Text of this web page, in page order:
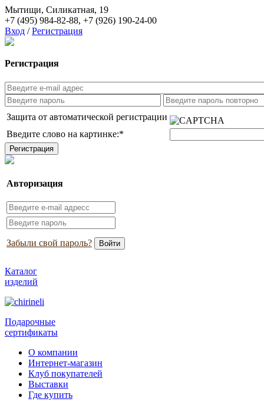
Мытищи, Силикатная, 19
+7 (495) 984-82-88, +7 (926) 190-24-00
Вход / Регистрация
Регистрация
Защита от автоматической регистрации
Введите слово на картинке:*
Авторизация
Забыли свой пароль?
Каталог
изделий
Подарочные
сертификаты
О компании
Интернет-магазин
Клуб покупателей
Выставки
Где купить